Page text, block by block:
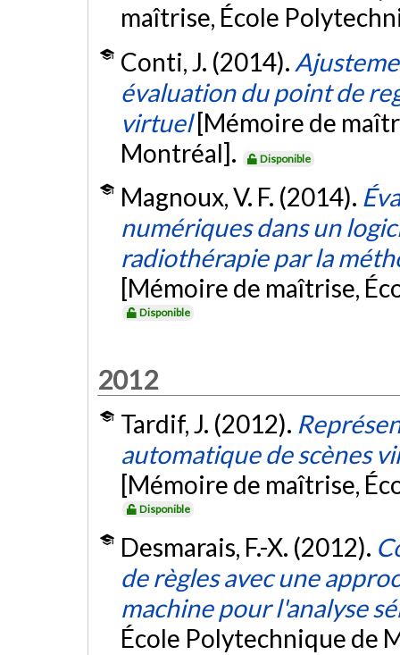
maîtrise, École
Conti, J. (2014).
évaluation du point de
virtuel [Mémoire de
Montréal].
Disponible
Magnoux, V. F. (2014).
numériques dans un
radiothérapie par la
[Mémoire de maîtrise,
Disponible
2012
Tardif, J. (2012).
automatique de scènes
[Mémoire de maîtrise,
Disponible
Desmarais, F.-X. (2012).
de règles avec une
machine pour l'analyse
École Polytechnique de